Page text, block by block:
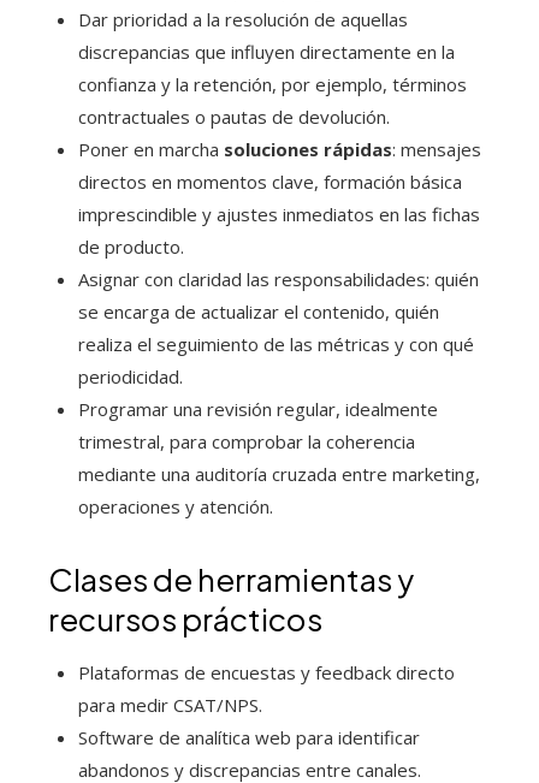
Dar prioridad a la resolución de aquellas
discrepancias que influyen directamente en la
confianza y la retención, por ejemplo, términos
contractuales o pautas de devolución.
Poner en marcha soluciones rápidas: mensajes
directos en momentos clave, formación básica
imprescindible y ajustes inmediatos en las fichas
de producto.
Asignar con claridad las responsabilidades: quién
se encarga de actualizar el contenido, quién
realiza el seguimiento de las métricas y con qué
periodicidad.
Programar una revisión regular, idealmente
trimestral, para comprobar la coherencia
mediante una auditoría cruzada entre marketing,
operaciones y atención.
Clases de herramientas y
recursos prácticos
Plataformas de encuestas y feedback directo
para medir CSAT/NPS.
Software de analítica web para identificar
abandonos y discrepancias entre canales.